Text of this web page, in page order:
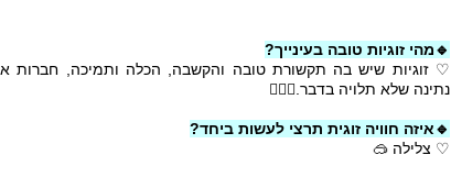
🔹מהי זוגיות טובה בעינייך?
♡ זוגיות שיש בה תקשורת טובה והקשבה, הכלה ותמיכה, חברות
נתינה שלא תלויה בדבר.👩‍❤️‍👨
🔹איזה חוויה זוגית תרצי לעשות ביחד?
♡ צלילה 🥽